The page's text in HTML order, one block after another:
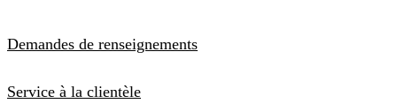
Demandes de renseignements
Service à la clientèle